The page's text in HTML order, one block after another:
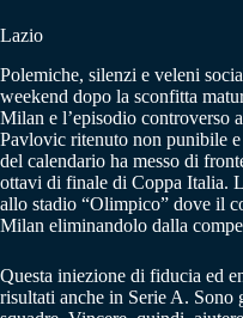
Lazio
Polemiche, silenzi e veleni
weekend dopo la sconfitta
Milan e l’episodio controverso
Pavlovic ritenuto non punibile
del calendario ha messo di
ottavi di finale di Coppa Italia.
allo stadio “Olimpico” dove il
Milan eliminandolo dalla
Questa iniezione di fiducia ed
risultati anche in Serie A. Sono